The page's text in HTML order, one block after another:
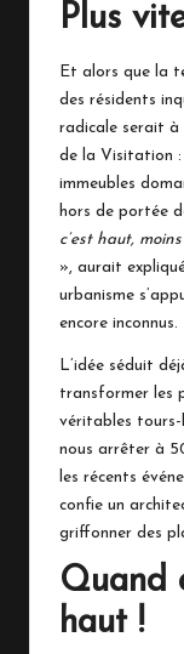
Plus
Et alors que la
des résidents
radicale serait à
de la Visitation :
immeubles
hors de portée
c’est haut,
», aurait
urbanisme
encore inconnus.
L’idée séduit
transformer les
véritables tours-
nous arrêter à
les récents
confie un
griffonner des
Quand
haut !